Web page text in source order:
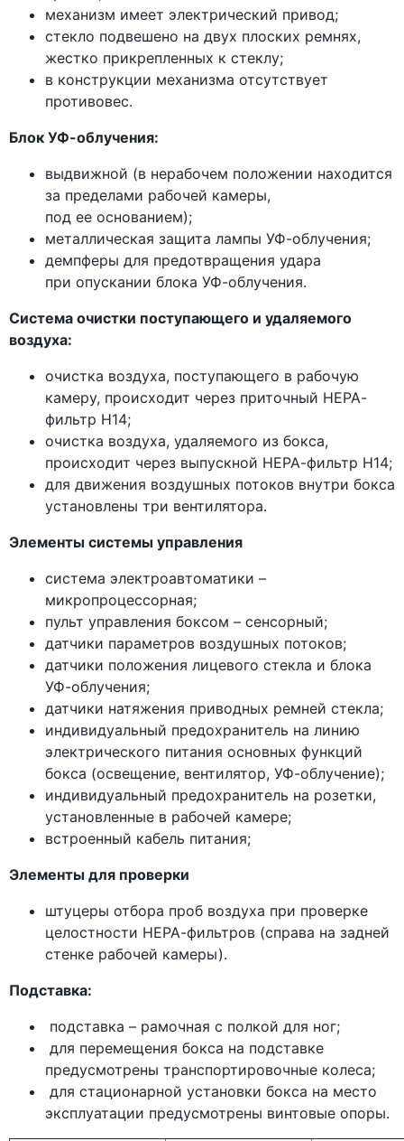
механизм имеет электрический привод;
стекло подвешено на двух плоских ремнях,
жестко прикрепленных к стеклу;
в конструкции механизма отсутствует
противовес.
Блок УФ-облучения:
выдвижной (в нерабочем положении находится
за пределами рабочей камеры,
под ее основанием);
металлическая защита лампы УФ-облучения;
демпферы для предотвращения удара
при опускании блока УФ-облучения.
Система очистки поступающего и удаляемого
воздуха:
очистка воздуха, поступающего в рабочую
камеру, происходит через приточный НЕРА-
фильтр Н14;
очистка воздуха, удаляемого из бокса,
происходит через выпускной НЕРА-фильтр Н14;
для движения воздушных потоков внутри бокса
установлены три вентилятора.
Элементы системы управления
система электроавтоматики –
микропроцессорная;
пульт управления боксом – сенсорный;
датчики параметров воздушных потоков;
датчики положения лицевого стекла и блока
УФ-облучения;
датчики натяжения приводных ремней стекла;
индивидуальный предохранитель на линию
электрического питания основных функций
бокса (освещение, вентилятор, УФ-облучение);
индивидуальный предохранитель на розетки,
установленные в рабочей камере;
встроенный кабель питания;
Элементы для проверки
штуцеры отбора проб воздуха при проверке
целостности НЕРА-фильтров (справа на задней
стенке рабочей камеры).
Подставка:
подставка – рамочная с полкой для ног;
для перемещения бокса на подставке
предусмотрены транспортировочные колеса;
для стационарной установки бокса на место
эксплуатации предусмотрены винтовые опоры.